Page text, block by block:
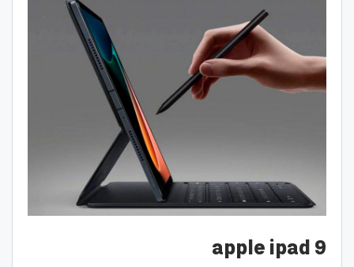
apple ipad 9